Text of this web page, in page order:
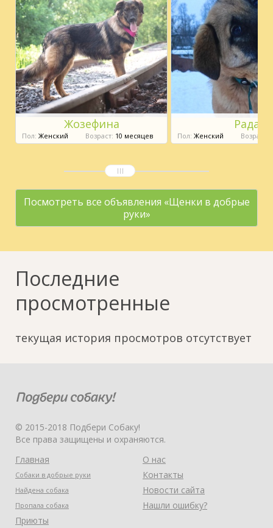
Жозефина
Пол: Женский Возраст: 10 месяцев
Рада
Пол: Женский Возраст:
Посмотреть все объявления «Щенки в добрые
руки»
Последние
просмотренные
текущая история просмотров отсутствует
© 2015-2018 Подбери Собаку!
Все права защищены и охраняются.
Главная
Собаки в добрые руки
Найдена собака
Пропала собака
Приюты
О нас
Контакты
Новости сайта
Нашли ошибку?